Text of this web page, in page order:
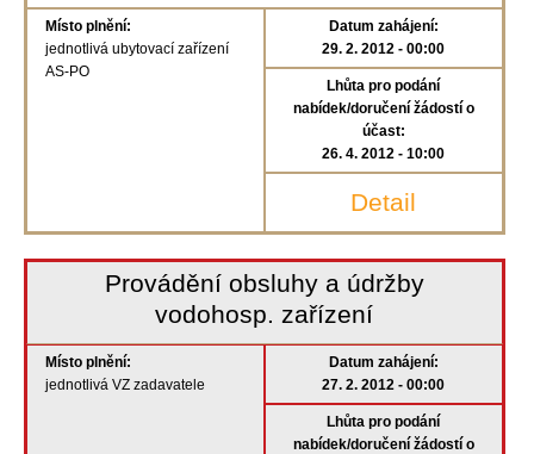
Místo plnění:
jednotlivá ubytovací zařízení
AS-PO
Datum zahájení:
29. 2. 2012 - 00:00
Lhůta pro podání
nabídek/doručení žádostí o
účast:
26. 4. 2012 - 10:00
Detail
Provádění obsluhy a údržby
vodohosp. zařízení
Místo plnění:
jednotlivá VZ zadavatele
Datum zahájení:
27. 2. 2012 - 00:00
Lhůta pro podání
nabídek/doručení žádostí o